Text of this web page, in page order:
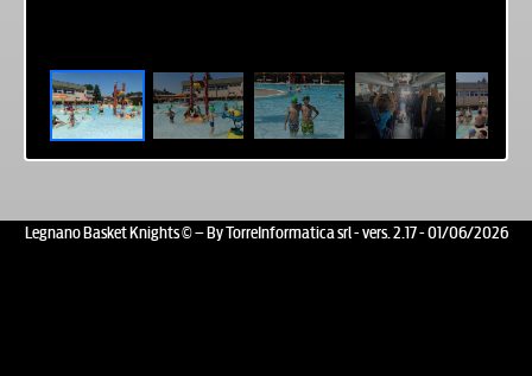
Legnano Basket Knights © – By TorreInformatica srl - vers. 2.17 - 01/06/2026